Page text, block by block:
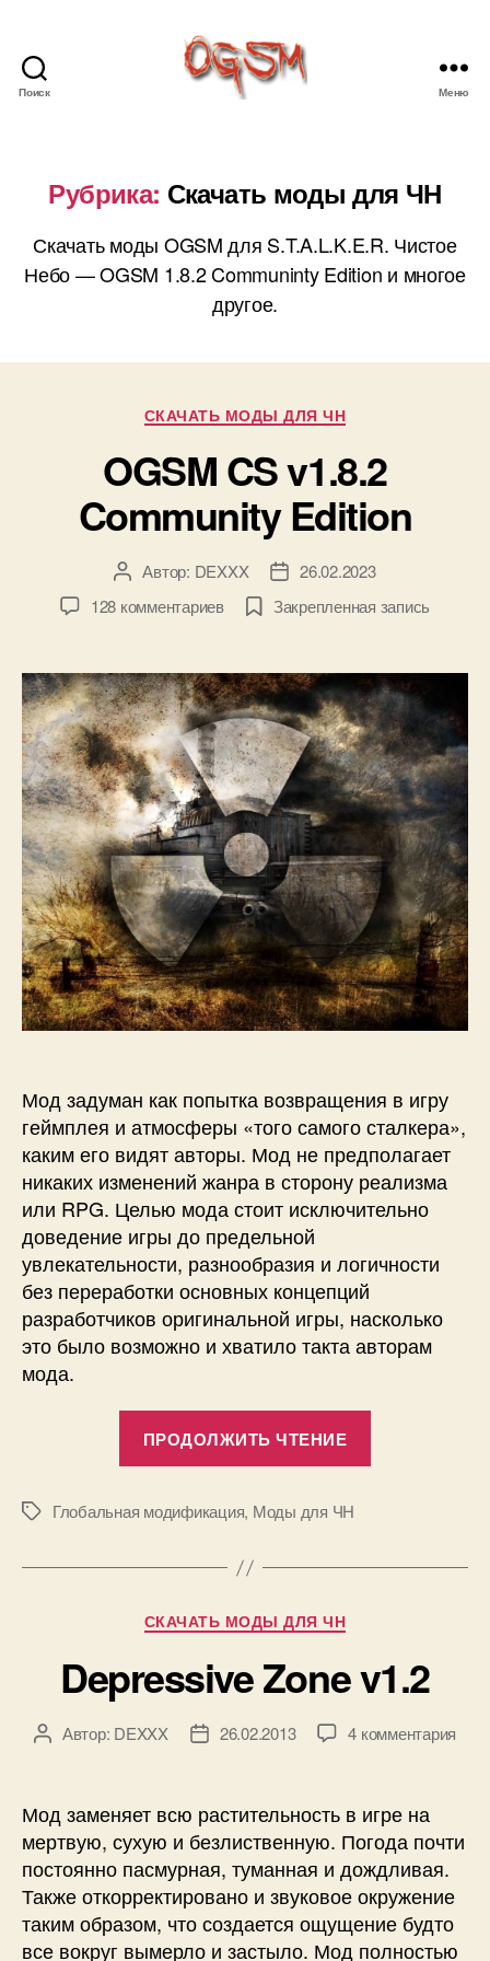
Поиск
Mod
Меню
Рубрика: Скачать моды для ЧН
Скачать моды OGSM для S.T.A.L.K.E.R. Чистое
Небо — OGSM 1.8.2 Communinty Edition и многое
другое.
Рубрики
СКАЧАТЬ МОДЫ ДЛЯ ЧН
OGSM CS v1.8.2
Community Edition
АвторАвтор: DEXXX
Дата
записи
26.02.2023
128 комментариевк
CS
v1.8.2
Community
Edition
Закрепленная запись
Мод задуман как попытка возвращения в игру
геймплея и атмосферы «того самого сталкера»,
каким его видят авторы. Мод не предполагает
никаких изменений жанра в сторону реализма
или RPG. Целью мода стоит исключительно
доведение игры до предельной
увлекательности, разнообразия и логичности
без переработки основных концепций
разработчиков оригинальной игры, насколько
это было возможно и хватило такта авторам
мода.
ПРОДОЛЖИТЬ ЧТЕНИЕ
МеткиГлобальная модификация, Моды для ЧН
Рубрики
СКАЧАТЬ МОДЫ ДЛЯ ЧН
Depressive Zone v1.2
АвторАвтор: DEXXX
Дата26.02.2013 4 комментария
Мод заменяет всю растительность в игре на
мертвую, сухую и безлиственную. Погода почти
постоянно пасмурная, туманная и дождливая.
Также откорректировано и звуковое окружение
таким образом, что создается ощущение будто
все вокруг вымерло и застыло. Мод полностью